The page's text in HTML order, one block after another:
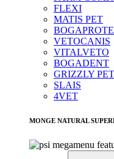
FLEXI
MATIS PET
VETOCANIS
VITALVETO
BOGADENT
GRIZZLY PET
SLAIS
4VET
MONGE NATURAL